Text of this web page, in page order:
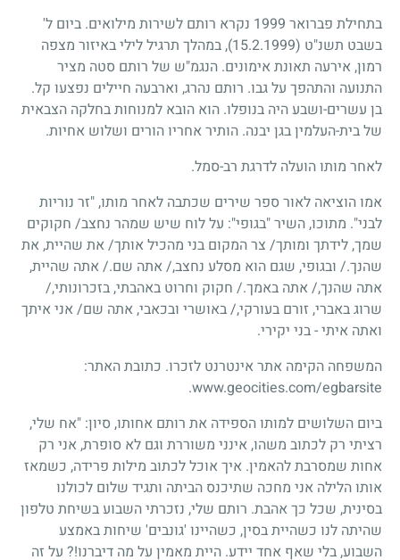
בתחילת פברואר 1999 נקרא רותם לשירות מילואים. ביום ל'
בשבט תשנ"ט (15.2.1999)
, במהלך תרגיל לילי באיזור מצפה
רמון, אירעה תאונת אימונים. הנגמ"ש של רותם סטה מציר
התנועה והתהפך על גבו. רותם נהרג, וארבעה חיילים נפצעו קל.
בן עשרים-ושבע היה בנופלו. הוא הובא למנוחות בחלקה הצבאית
של בית-העלמין בגן יבנה. הותיר אחריו הורים ושלוש אחיות.
לאחר מותו הועלה לדרגת רב-סמל.
אמו הוציאה לאור ספר שירים שכתבה לאחר מותו, "זר נוריות
לבני". מתוכו, השיר "בגופי": על לוח שיש שמהר נחצב/ חקוקים
שמך, לידתך ומותך/ צר המקום בני מהכיל אותך/את שהיית, את
שהנך./ ובגופי, שגם הוא מסלע נחצב,/ אתה שם./ אתה שהיית,
אתה שהנך,/ אתה באמך./ חקוק וחרוט באהבתי, בזכרונותי,/
שרוג באברי, זורם בעורקי,/ באושרי ובכאבי, אתה שם/אני איתך
ואתה איתי - בני יקירי.
המשפחה הקימה אתר אינטרנט לזכרו. כתובת האתר:
www.geocities.com/egbarsite
.
ביום השלושים למותו הספידה את רותם אחותו, סיון: "אח שלי,
רציתי רק לכתוב משהו, אינני משוררת וגם לא סופרת, אני רק
אחות שמסרבת להאמין. איך אוכל לכתוב מילות פרידה, כשמאז
אותו הלילה אני מחכה שתיכנס הביתה ותגיד שלום לכולנו
בסינית, שכל כך אהבת. רותם שלי, נזכרתי השבוע בשיחת טלפון
שהיתה לנו כשהיית בסין, כשהיינו 'גונבים' שיחות באמצע
השבוע, בלי שאף אחד יידע. היית מאמין על מה דיברנו!? על זה